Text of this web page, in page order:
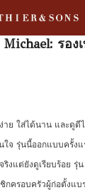
รอง
าย ใส่ได้นาน และดูดี
ใจ รุ่นนี้ออกแบบครั้งแ
ริงแต่ยังดูเรียบร้อย รุ่
กครอบครัวผู้ก่อตั้งแบ